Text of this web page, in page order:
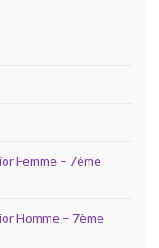
Femme – 7ème
Homme – 7ème